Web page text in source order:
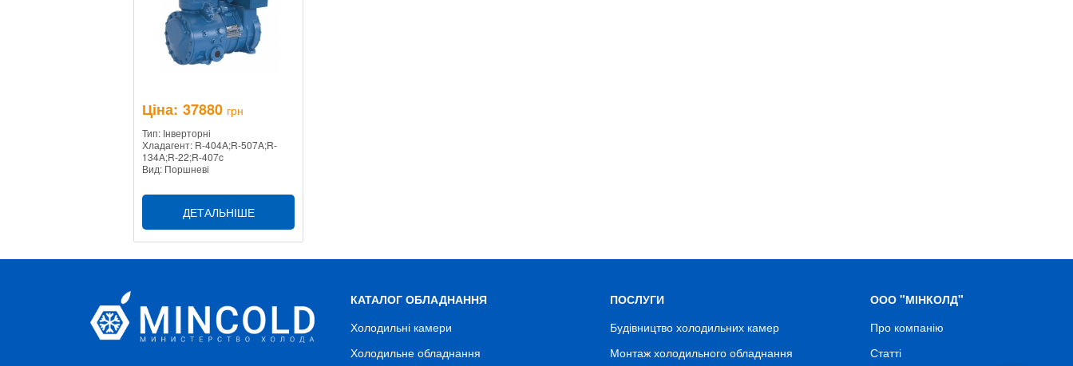
Ціна: 37880 грн
Тип: Інверторні
Хладагент: R-404A;R-507A;R-
134A;R-22;R-407c
Вид: Поршневі
ДЕТАЛЬНІШЕ
КАТАЛОГ ОБЛАДНАННЯ
Холодильні камери
Холодильне обладнання
ПОСЛУГИ
Будівництво холодильних камер
Монтаж холодильного обладнання
ООО "МІНКОЛД"
Про компанію
Статті